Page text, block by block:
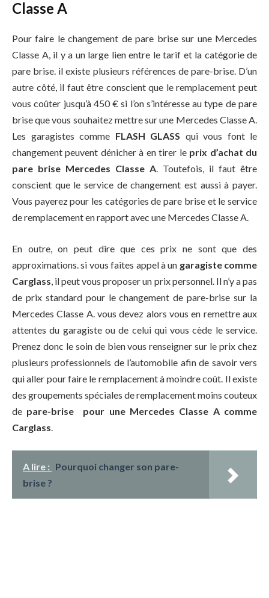
Classe A
Pour faire le changement de pare brise sur une Mercedes
Classe A, il y a un large lien entre le tarif et la catégorie de
pare brise. il existe plusieurs références de pare-brise. D’un
autre côté, il faut être conscient que le remplacement peut
vous coûter jusqu’à 450 € si l’on s’intéresse au type de pare
brise que vous souhaitez mettre sur une Mercedes Classe A.
Les garagistes comme FLASH GLASS qui vous font le
changement peuvent dénicher à en tirer le prix d’achat du
pare brise Mercedes Classe A. Toutefois, il faut être
conscient que le service de changement est aussi à payer.
Vous payerez pour les catégories de pare brise et le service
de remplacement en rapport avec une Mercedes Classe A.
En outre, on peut dire que ces prix ne sont que des
approximations. si vous faites appel à un garagiste comme
Carglass, il peut vous proposer un prix personnel. Il n’y a pas
de prix standard pour le changement de pare-brise sur la
Mercedes Classe A. vous devez alors vous en remettre aux
attentes du garagiste ou de celui qui vous cède le service.
Prenez donc le soin de bien vous renseigner sur le prix chez
plusieurs professionnels de l’automobile afin de savoir vers
qui aller pour faire le remplacement à moindre coût. Il existe
des groupements spéciales de remplacement moins couteux
de pare-brise pour une Mercedes Classe A comme
Carglass.
A lire : Pourquoi changer son pare-
brise ?